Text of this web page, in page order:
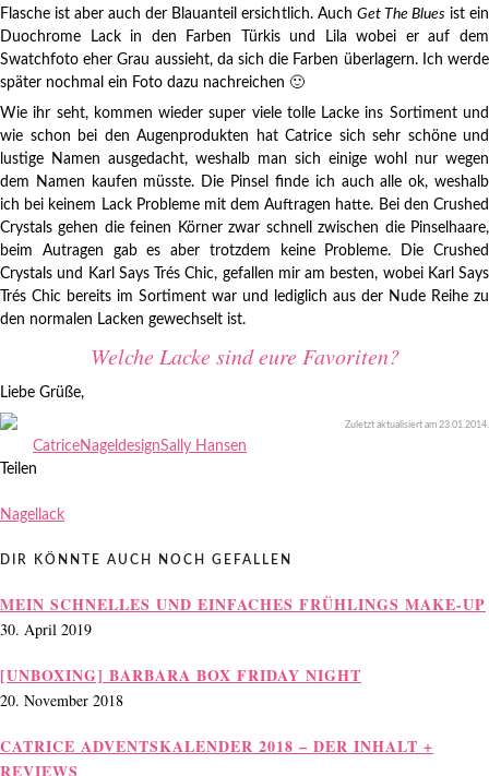
Flasche ist aber auch der Blauanteil ersichtlich. Auch Get The Blues ist ein
Duochrome Lack in den Farben Türkis und Lila wobei er auf dem
Swatchfoto eher Grau aussieht, da sich die Farben überlagern. Ich werde
später nochmal ein Foto dazu nachreichen 🙂
Wie ihr seht, kommen wieder super viele tolle Lacke ins Sortiment und
wie schon bei den Augenprodukten hat Catrice sich sehr schöne und
lustige Namen ausgedacht, weshalb man sich einige wohl nur wegen
dem Namen kaufen müsste. Die Pinsel finde ich auch alle ok, weshalb
ich bei keinem Lack Probleme mit dem Auftragen hatte. Bei den Crushed
Crystals gehen die feinen Körner zwar schnell zwischen die Pinselhaare,
beim Autragen gab es aber trotzdem keine Probleme. Die Crushed
Crystals und Karl Says Trés Chic, gefallen mir am besten, wobei Karl Says
Trés Chic bereits im Sortiment war und lediglich aus der Nude Reihe zu
den normalen Lacken gewechselt ist.
Welche Lacke sind eure Favoriten?
Liebe Grüße,
Zuletzt aktualisiert am 23.01.2014.
CatriceNageldesignSally Hansen
Teilen
Nagellack
DIR KÖNNTE AUCH NOCH GEFALLEN
MEIN SCHNELLES UND EINFACHES FRÜHLINGS MAKE-UP
30. April 2019
[UNBOXING] BARBARA BOX FRIDAY NIGHT
20. November 2018
CATRICE ADVENTSKALENDER 2018 – DER INHALT +
REVIEWS